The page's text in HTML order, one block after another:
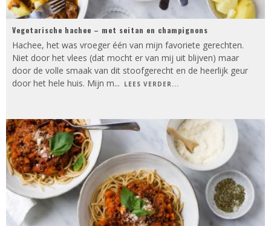
Vegetarische hachee – met seitan en champignons
Hachee, het was vroeger één van mijn favoriete gerechten.
Niet door het vlees (dat mocht er van mij uit blijven) maar
door de volle smaak van dit stoofgerecht en de heerlijk geur
door het hele huis. Mijn m... LEES VERDER...